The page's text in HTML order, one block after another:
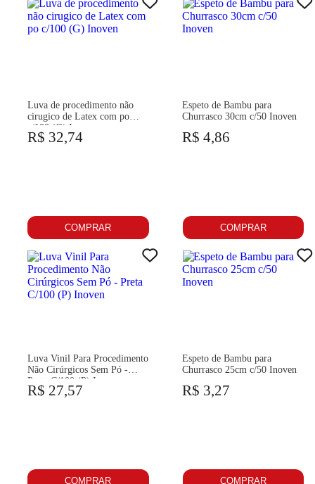
Luva de procedimento não
cirugico de Latex com po
c/100 (G) Inoven
R$ 32,74
COMPRAR
Espeto de Bambu para
Churrasco 30cm c/50 Inoven
R$ 4,86
COMPRAR
Luva Vinil Para Procedimento
Não Cirúrgicos Sem Pó -
Preta C/100 (P) Inoven
R$ 27,57
COMPRAR
Espeto de Bambu para
Churrasco 25cm c/50 Inoven
R$ 3,27
COMPRAR